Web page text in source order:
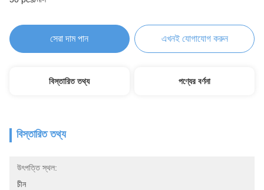
সেরা দাম পান এখনই যোগাযোগ করুন
বিস্তারিত তথ্য পণ্যের বর্ণনা
বিস্তারিত তথ্য
উৎপত্তি স্থল:
চীন